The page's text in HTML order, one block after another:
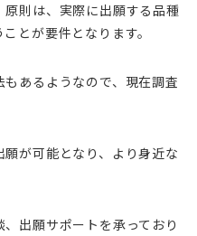
則は、実際に出願する品種
とが要件となります。
あるようなので、現在調査
が可能となり、より身近な
出願サポートを承っており